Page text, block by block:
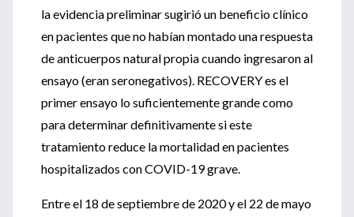
la evidencia preliminar sugirió un beneficio clínico
en pacientes que no habían montado una respuesta
de anticuerpos natural propia cuando ingresaron al
ensayo (eran seronegativos). RECOVERY es el
primer ensayo lo suficientemente grande como
para determinar definitivamente si este
tratamiento reduce la mortalidad en pacientes
hospitalizados con COVID-19 grave.
Entre el 18 de septiembre de 2020 y el 22 de mayo